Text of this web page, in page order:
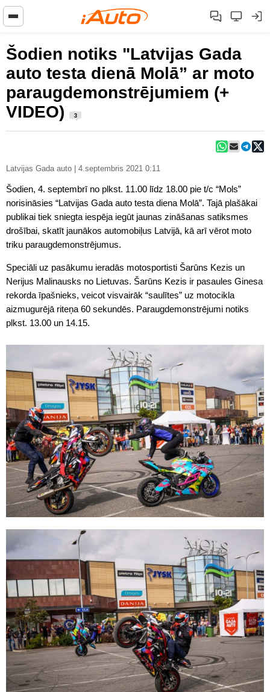
Šodien notiks "Latvijas Gada
auto testa dienā Molā” ar moto
paraugdemonstrējumiem (+
VIDEO)
3
Latvijas Gada auto | 4.septembris 2021 0:11
Šodien, 4. septembrī no plkst. 11.00 līdz 18.00 pie t/c “Mols”
norisināsies “Latvijas Gada auto testa diena Molā”. Tajā plašākai
publikai tiek sniegta iespēja iegūt jaunas zināšanas satiksmes
drošībai, skatīt jaunākos automobiļus Latvijā, kā arī vērot moto
triku paraugdemonstrējumus.
Speciāli uz pasākumu ieradās motosportisti Šarūns Kezis un
Nerijus Malinausks no Lietuvas. Šarūns Kezis ir pasaules Ginesa
rekorda īpašnieks, veicot visvairāk “saulītes” uz motocikla
aizmugurējā riteņa 60 sekundēs. Paraugdemonstrējumi notiks
plkst. 13.00 un 14.15.